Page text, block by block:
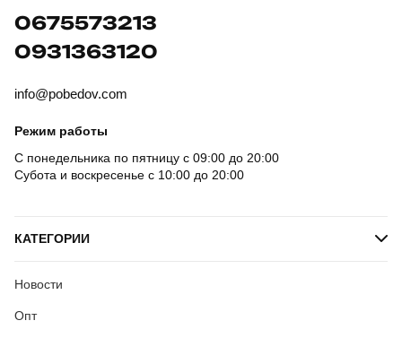
0675573213
0931363120
info@pobedov.com
Режим работы
С понедельника по пятницу с 09:00 до 20:00
Субота и воскресенье с 10:00 до 20:00
КАТЕГОРИИ
Новости
Опт